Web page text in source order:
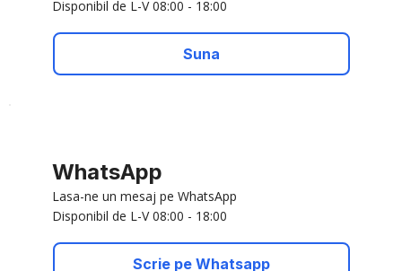
Disponibil de L-V 08:00 - 18:00
Suna
WhatsApp
Lasa-ne un mesaj pe WhatsApp
Disponibil de L-V 08:00 - 18:00
Scrie pe Whatsapp